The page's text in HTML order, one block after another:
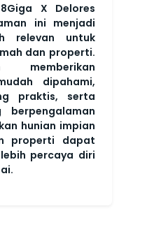
X Delores
ini menjadi
relevan untuk
dan properti.
memberikan
dipahami,
praktis, serta
berpengalaman
hunian impian
properti dapat
percaya diri